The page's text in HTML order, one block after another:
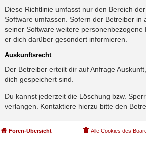
Diese Richtlinie umfasst nur den Bereich
Software umfassen. Sofern der Betreiber in
seiner Software weitere personenbezogene
er dich darüber gesondert informieren.
Auskunftsrecht
Der Betreiber erteilt dir auf Anfrage
dich gespeichert sind.
Du kannst jederzeit die Löschung bzw.
verlangen. Kontaktiere hierzu bitte den
Foren-Übersicht Alle Cookies des